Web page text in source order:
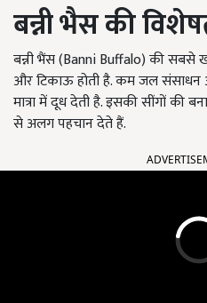
बन्नी भैस की
बन्नी भैंस (Banni Buffalo) की सबसे
और टिकाऊ होती है. कम जल संसाधन
मात्रा में दूध देती है. इसकी सींगों की
से अलग पहचान देते हैं.